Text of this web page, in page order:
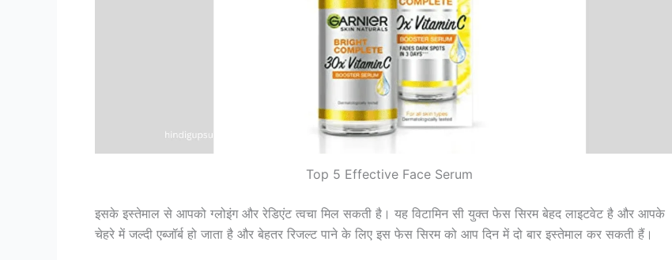
Top 5 Effective Face Serum
इसके इस्तेमाल से आपको ग्लोइंग और रेडिएंट त्वचा मिल सकती है। यह विटामिन सी युक्त फेस सिरम बेहद लाइटवेट है और आपके
चेहरे में जल्दी एब्जॉर्ब हो जाता है और बेहतर रिजल्ट पाने के लिए इस फेस सिरम को आप दिन में दो बार इस्तेमाल कर सकती हैं।